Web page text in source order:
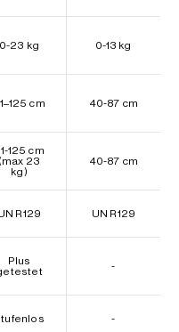
0-23 kg 0-13 kg
cm 40-87 cm
125 cm
(max 23
kg)
40-87 cm
R129 UN R129
Plus
-
-